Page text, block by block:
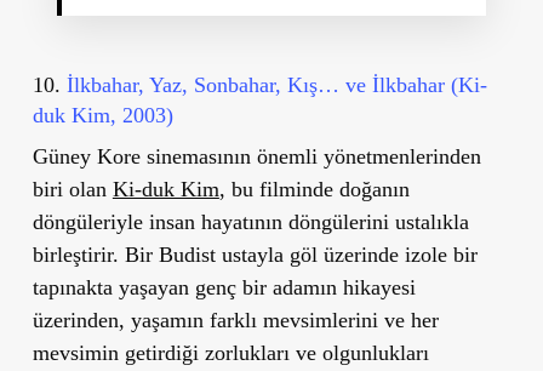
10. İlkbahar, Yaz, Sonbahar, Kış… ve İlkbahar (Ki-
duk Kim, 2003)
Güney Kore sinemasının önemli yönetmenlerinden
biri olan Ki-duk Kim, bu filminde doğanın
döngüleriyle insan hayatının döngülerini ustalıkla
birleştirir. Bir Budist ustayla göl üzerinde izole bir
tapınakta yaşayan genç bir adamın hikayesi
üzerinden, yaşamın farklı mevsimlerini ve her
mevsimin getirdiği zorlukları ve olgunlukları